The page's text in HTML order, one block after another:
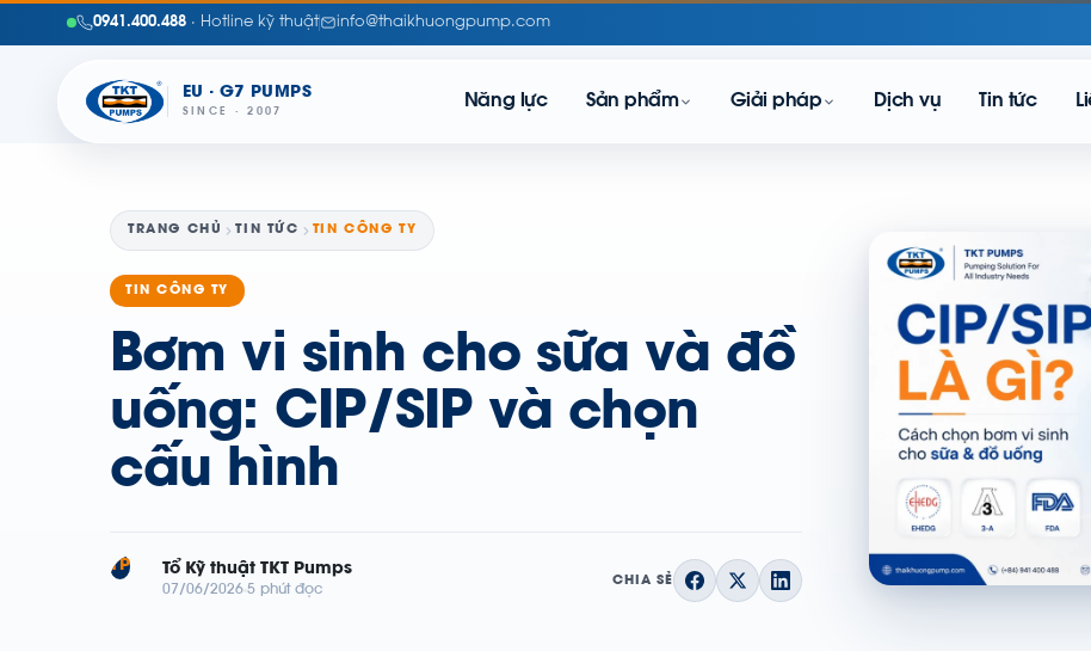
0941.400.488 · Hotline kỹ thuật info@thaikhuongpump.com
EU · G7 PUMPS
SINCE · 2007
Năng lực Sản phẩm Giải pháp Dịch vụ Tin tức
TRANG CHỦ TIN TỨC TIN CÔNG TY
TIN CÔNG TY
Bơm vi sinh cho sữa và đồ
uống: CIP/SIP và chọn
cấu hình
TP Tổ Kỹ thuật TKT Pumps
07/06/2026 5 phút đọc
CHIA SẺ